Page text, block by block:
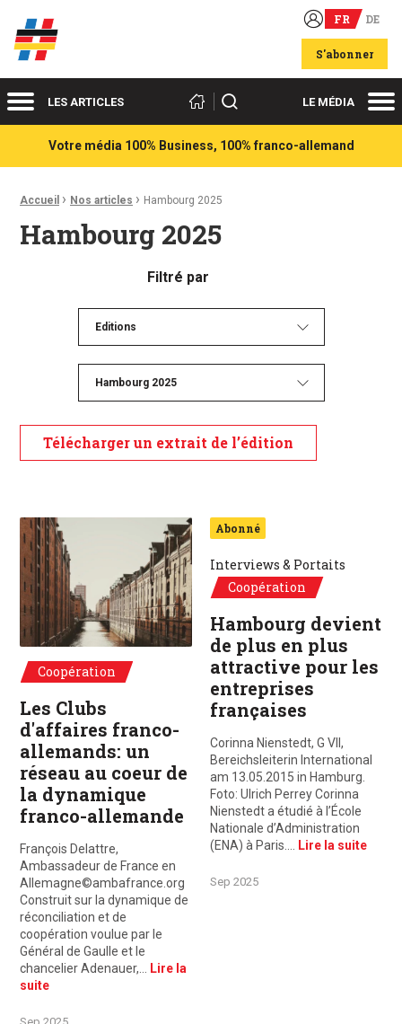
Acteurs du franco-allemand FR DE
S'abonner
MenuLES ARTICLES Rechercher LE MÉDIA
Votre média 100% Business, 100% franco-allemand
Fil d'Ariane :
Accueil › Nos articles › Hambourg 2025
Hambourg 2025
Filtré par
Editions
Hambourg 2025
Télécharger un extrait de l’édition
Hambourg 2025
Coopération
Les Clubs
d'affaires franco-
allemands: un
réseau au coeur de
la dynamique
franco-allemande
François Delattre,
Ambassadeur de France en
Allemagne©ambafrance.org
Construit sur la dynamique de
réconciliation et de
coopération voulue par le
Général de Gaulle et le
chancelier Adenauer,…
Lire la
suite
Abonné
Interviews & Portaits
Coopération
Hambourg devient
de plus en plus
attractive pour les
entreprises
françaises
Corinna Nienstedt, G VII,
Bereichsleiterin International
am 13.05.2015 in Hamburg.
Foto: Ulrich Perrey Corinna
Nienstedt a étudié à l’École
Nationale d’Administration
(ENA) à Paris.…
Lire la suite
Sep 2025